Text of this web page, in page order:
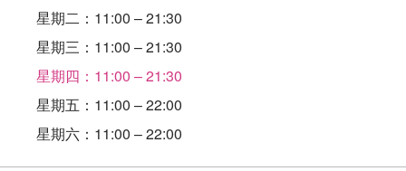
星期二：11:00 – 21:30
星期三：11:00 – 21:30
星期四：11:00 – 21:30
星期五：11:00 – 22:00
星期六：11:00 – 22:00